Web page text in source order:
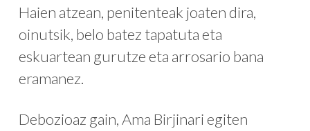
Haien atzean, penitenteak joaten dira,
oinutsik, belo batez tapatuta eta
eskuartean gurutze eta arrosario bana
eramanez.
Debozioaz gain, Ama Birjinari egiten